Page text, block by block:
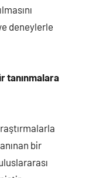
deneylerle
tanınmalara
bir